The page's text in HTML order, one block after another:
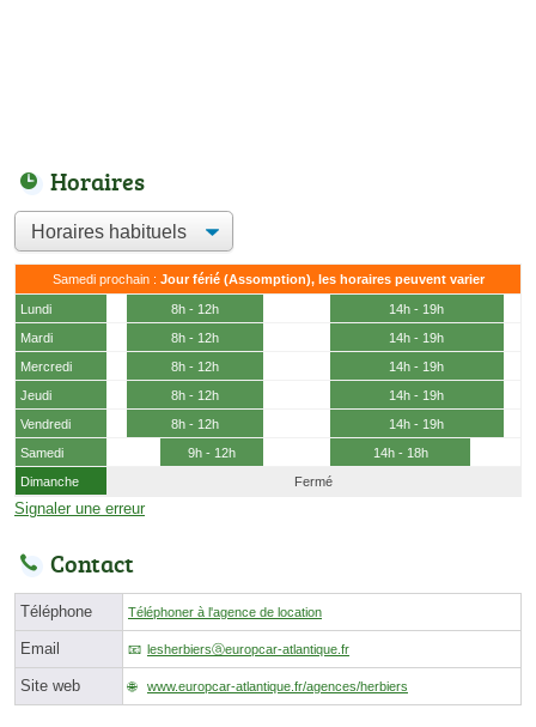
Horaires
Samedi prochain : Jour férié (Assomption), les horaires peuvent varier
Lundi 8h - 12h
14h - 19h
Mardi
8h - 12h
14h - 19h
Mercredi
8h - 12h
14h - 19h
Jeudi
8h - 12h
14h - 19h
Vendredi
8h - 12h
14h - 19h
Samedi
9h - 12h
14h - 18h
Dimanche
Fermé
Signaler une erreur
Contact
Téléphone Téléphoner à l'agence de location
Email lesherbiersⓐeuropcar-atlantique.fr
Site web www.europcar-atlantique.fr/agences/herbiers